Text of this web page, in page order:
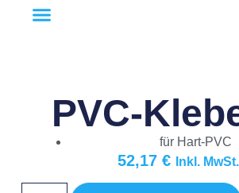
PVC-
für Hart-PVC
52,17 € Inkl. MwSt.